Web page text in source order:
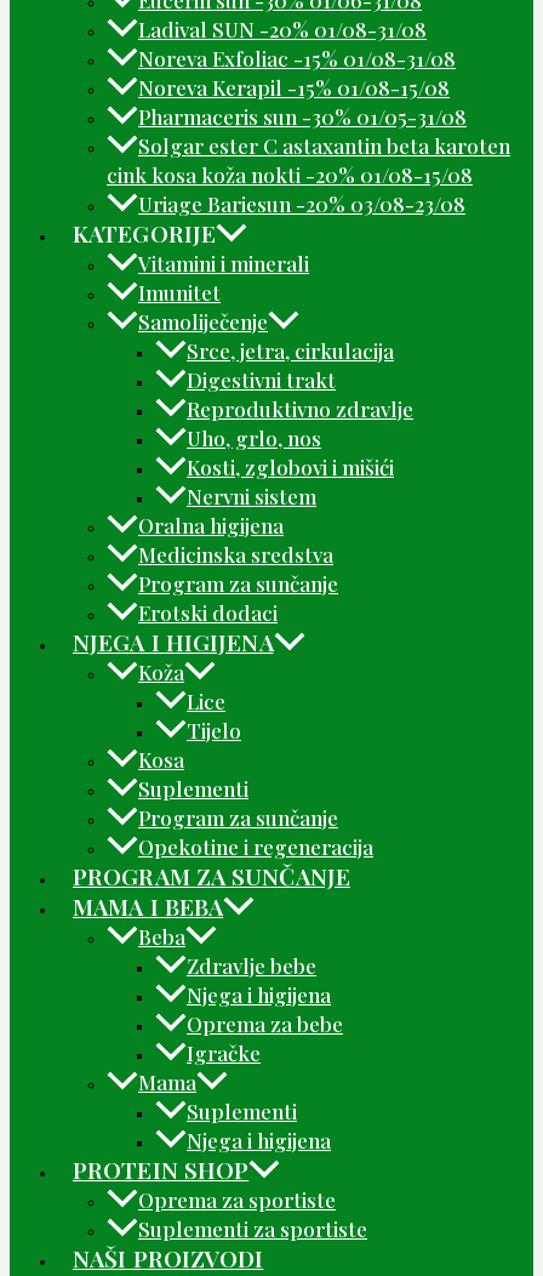
Ladival SUN -20% 01/08-31/08
Noreva Exfoliac -15% 01/08-31/08
Noreva Kerapil -15% 01/08-15/08
Pharmaceris sun -30% 01/05-31/08
Solgar ester C astaxantin beta karoten
cink kosa koža nokti -20% 01/08-15/08
Uriage Bariesun -20% 03/08-23/08
KATEGORIJE
Vitamini i minerali
Imunitet
Samoliječenje
Srce, jetra, cirkulacija
Digestivni trakt
Reproduktivno zdravlje
Uho, grlo, nos
Kosti, zglobovi i mišići
Nervni sistem
Oralna higijena
Medicinska sredstva
Program za sunčanje
Erotski dodaci
NJEGA I HIGIJENA
Koža
Lice
Tijelo
Kosa
Suplementi
Program za sunčanje
Opekotine i regeneracija
PROGRAM ZA SUNČANJE
MAMA I BEBA
Beba
Zdravlje bebe
Njega i higijena
Oprema za bebe
Igračke
Mama
Suplementi
Njega i higijena
PROTEIN SHOP
Oprema za sportiste
Suplementi za sportiste
NAŠI PROIZVODI